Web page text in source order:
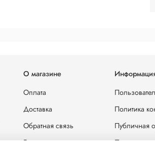
О магазине
Оплата
Доставка
Обратная связь
Блог
Политика
Публичная
Политика в